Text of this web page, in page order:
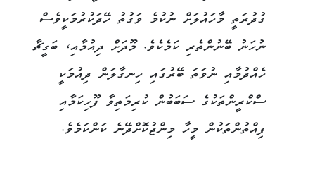
ގުދުރަތީ މާހައުލަށް ނުކުމެ ވަގުތު ހޭދަކުރުމަކީވެސް
ނުހަނު ބޭނުންތެރި ކަމެކެވެ. މޫދަށް ދިއުމާއި، ބަގީޗާ
ހެއްދުމާއި ނުވަތަ ބޭރުގައި ހިނގާލަން ދިއުމަކީ
ސްކްރީންތަކުގެ ސަބަބުން ކުރިމަތިވާ ފޫހިކަމާއި
ފިއްތުންތަކުން މީހާ މިންޖުކޮށްދޭނެ ކަންކަމެވެ.